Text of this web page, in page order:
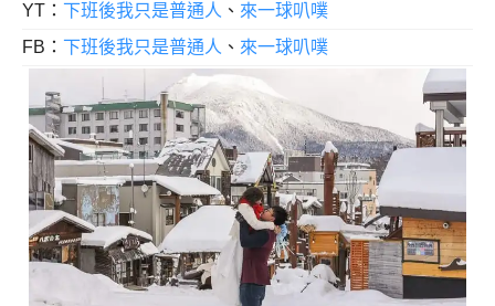
YT： 下班後我只是普通人 、 來一球叭噗
FB： 下班後我只是普通人 、 來一球叭噗